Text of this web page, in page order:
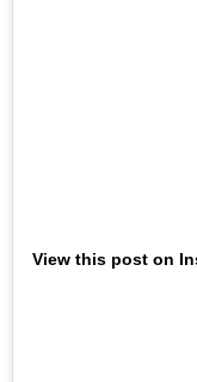
View this post on